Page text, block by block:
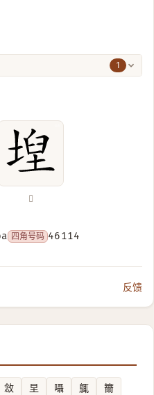
1
𡍤
四角号码 46114
反馈
敜 圼 囁 䳖
籋